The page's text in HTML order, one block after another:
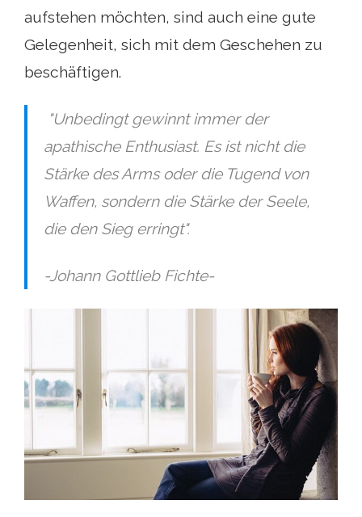
aufstehen möchten, sind auch eine gute
Gelegenheit, sich mit dem Geschehen zu
beschäftigen.
"Unbedingt gewinnt immer der
apathische Enthusiast. Es ist nicht die
Stärke des Arms oder die Tugend von
Waffen, sondern die Stärke der Seele,
die den Sieg erringt".
-Johann Gottlieb Fichte-